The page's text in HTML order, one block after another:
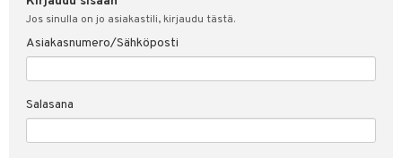
Fitness
Koti & Sisustus
Lelut, Lapsi & Vauva
Tuotemerkkejä
Jos sinulla on jo asiakastili, kirjaudu tästä.
Asiakasnumero/Sähköposti
Salasana
& vastauksia
myyntiehdot